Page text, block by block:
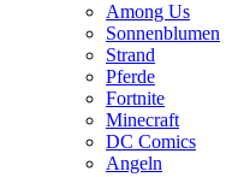
Among Us
Sonnenblumen
Strand
Pferde
Fortnite
Minecraft
DC Comics
Angeln